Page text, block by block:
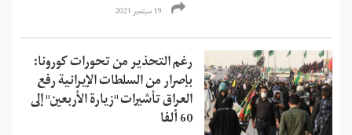
19 سبتمبر 2021
رغم التحذير من تحورات كورونا:
بإصرار من السلطات الإيرانية رفع
العراق تأشيرات "زيارة الأربعين" إلى
60 ألفا